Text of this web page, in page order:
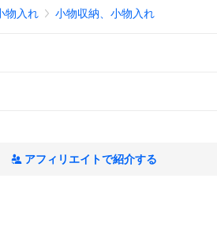
物入れ 小物収納、小物入れ
アフィリエイトで紹介する